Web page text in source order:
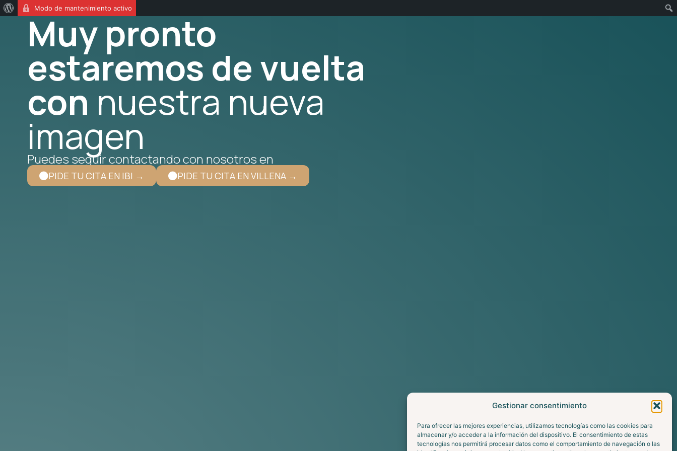
Gestionar consentimiento
Para ofrecer las mejores experiencias, utilizamos tecnologías como las cookies para
almacenar y/o acceder a la información del dispositivo. El consentimiento de estas
tecnologías nos permitirá procesar datos como el comportamiento de navegación o las
Modo de mantenimiento activo
Muy pronto
estaremos de vuelta
con nuestra nueva
imagen
Puedes seguir contactando con nosotros en
PIDE TU CITA EN IBI → PIDE TU CITA EN VILLENA →